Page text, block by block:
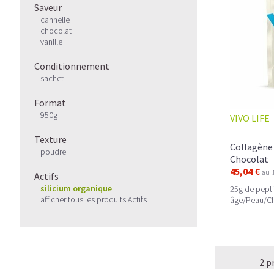
Saveur
cannelle
chocolat
vanille
Conditionnement
sachet
Format
950g
Texture
poudre
Actifs
silicium organique
afficher tous les produits Actifs
VIVO LIFE
Chocolat
45,04 € au
25g de
âge/Peau/
2